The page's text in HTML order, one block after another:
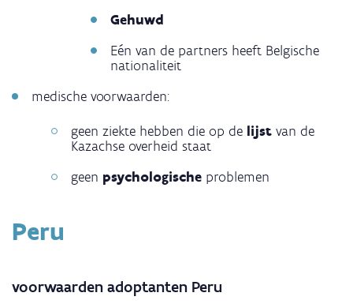
Gehuwd
Eén van de partners heeft Belgische
nationaliteit
medische voorwaarden:
geen ziekte hebben die op de lijst van de
Kazachse overheid staat
geen psychologische problemen
Peru
voorwaarden adoptanten Peru